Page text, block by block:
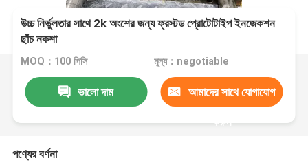
উচ্চ নির্ভুলতার সাথে 2k অংশের জন্য ফ্রস্টড প্রোটোটাইপ ইনজেকশন
ছাঁচ নকশা
MOQ：100 পিসি মূল্য：negotiable
ভালো দাম আমাদের সাথে যোগাযোগ
করুন
পণ্যের বর্ণনা